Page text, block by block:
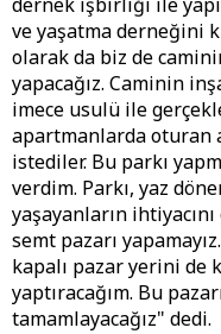
ve yaşatma derneğini
olarak da biz de
yapacağız. Caminin
imece usulü ile
apartmanlarda oturan
istediler. Bu parkı
verdim. Parkı, yaz
yaşayanların
semt pazarı
kapalı pazar yerini de
yaptıracağım. Bu
tamamlayacağız" dedi.